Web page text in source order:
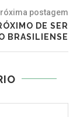
postagem
DE SER
BRASILIENSE